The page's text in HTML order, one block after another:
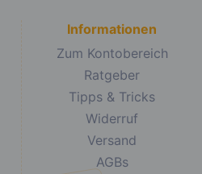
Informationen
Zum Kontobereich
Ratgeber
Tipps & Tricks
Widerruf
Versand
AGBs